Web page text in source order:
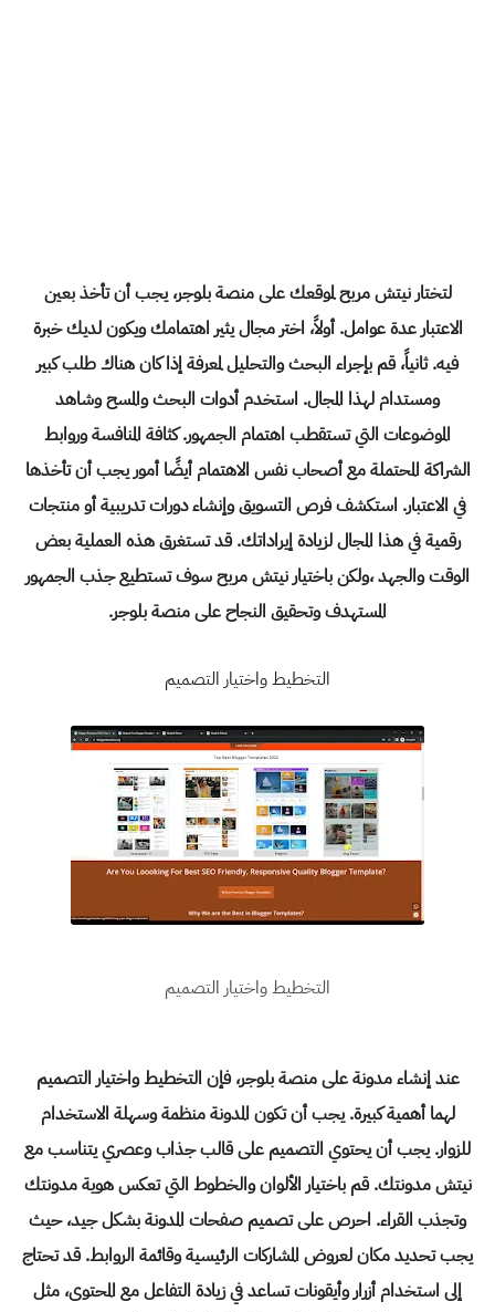
لتختارنيتشمربح لموقعك علىمنصة بلوجر، يجب أن تأخذ بعين
الاعتبار عدة عوامل. أولاً، اختر مجال يثير اهتمامك ويكون لديك خبرة
فيه. ثانياً، قم بإجراء البحث والتحليل لمعرفة إذا كان هناك طلب كبير
ومستدام لهذا المجال. استخدم أدوات البحث والمسح وشاهد
الموضوعات التي تستقطب اهتمام الجمهور. كثافة المنافسة وروابط
الشراكة المحتملة مع أصحاب نفس الاهتمام أيضًا أمور يجب أن تأخذها
في الاعتبار. استكشف فرص التسويق وإنشاء دورات تدريبية أو منتجات
رقمية في هذا المجال لزيادة إيراداتك. قد تستغرق هذه العملية بعض
الوقت والجهد ،ولكن باختيارنيتش مربحسوف تستطيع جذب الجمهور
المستهدف وتحقيق النجاح على منصة بلوجر.
التخطيط واختيار التصميم
التخطيط واختيار التصميم
عندإنشاء مدونة على منصة بلوجر، فإن التخطيط واختيار التصميم
لهما أهمية كبيرة. يجب أن تكون المدونة منظمة وسهلة الاستخدام
للزوار. يجب أن يحتوي التصميم على قالب جذاب وعصري يتناسب مع
نيتش مدونتك. قم باختيار الألوان والخطوط التي تعكس هوية مدونتك
وتجذب القراء. احرص على تصميم صفحات المدونة بشكل جيد، حيث
يجب تحديد مكان لعروض المشاركات الرئيسية وقائمة الروابط. قد تحتاج
إلى استخدام أزرار وأيقونات تساعد في زيادة التفاعل مع المحتوى، مثل